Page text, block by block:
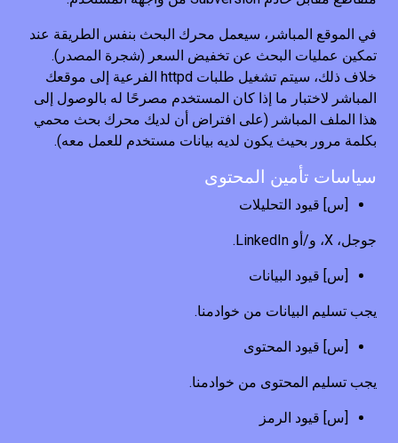
في الموقع المباشر، سيعمل محرك البحث بنفس الطريقة عند
تمكين عمليات البحث عن تخفيض السعر (شجرة المصدر).
خلاف ذلك، سيتم تشغيل طلبات httpd الفرعية إلى موقعك
المباشر لاختبار ما إذا كان المستخدم مصرحًا له بالوصول إلى
هذا الملف المباشر (على افتراض أن لديك محرك بحث محمي
بكلمة مرور بحيث يكون لديه بيانات مستخدم للعمل معه).
سياسات تأمين المحتوى
[س] قيود التحليلات
جوجل، X، و/أو LinkedIn.
[س] قيود البيانات
يجب تسليم البيانات من خوادمنا.
[س] قيود المحتوى
يجب تسليم المحتوى من خوادمنا.
[س] قيود الرمز